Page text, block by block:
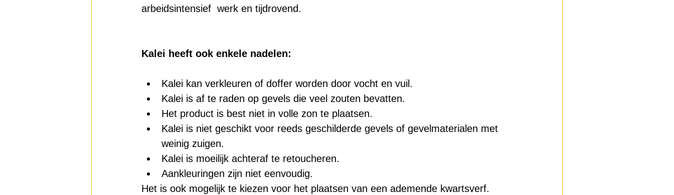
arbeidsintensief  werk en tijdrovend.
Kalei heeft ook enkele nadelen:
Kalei kan verkleuren of doffer worden door vocht en vuil.
Kalei is af te raden op gevels die veel zouten bevatten.
Het product is best niet in volle zon te plaatsen.
Kalei is niet geschikt voor reeds geschilderde gevels of gevelmaterialen met
weinig zuigen.
Kalei is moeilijk achteraf te retoucheren.
Aankleuringen zijn niet eenvoudig.
Het is ook mogelijk te kiezen voor het plaatsen van een ademende kwartsverf.